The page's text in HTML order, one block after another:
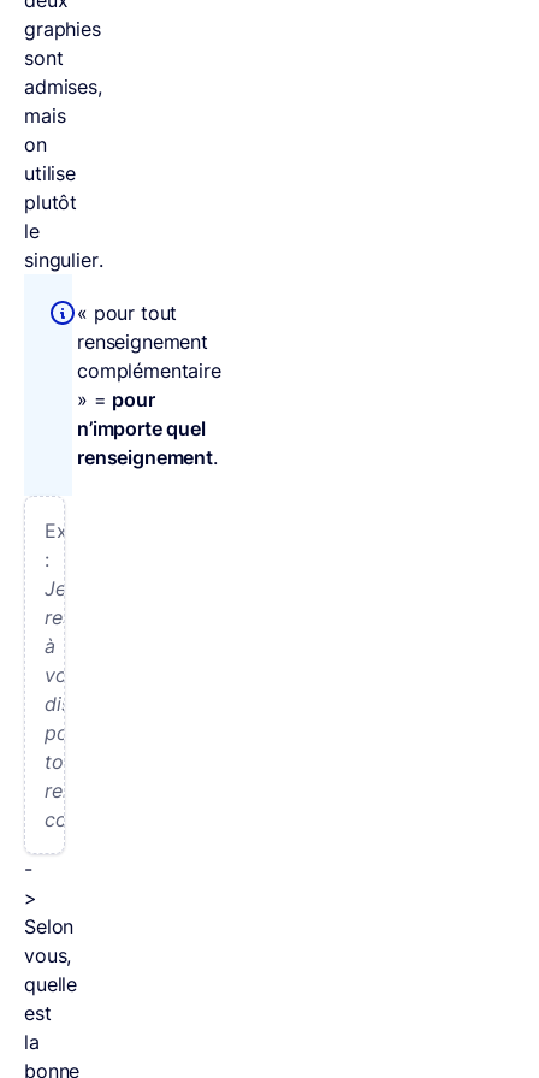
graphies
sont
admises,
mais
on
utilise
plutôt
le
singulier.
« pour tout
renseignement
complémentaire
» = pour
n’importe quel
renseignement.
Exemple
:
Je
reste
à
votre
disposition
pour
tout
renseignement
complémentaire.
-
>
Selon
vous,
quelle
est
la
bonne